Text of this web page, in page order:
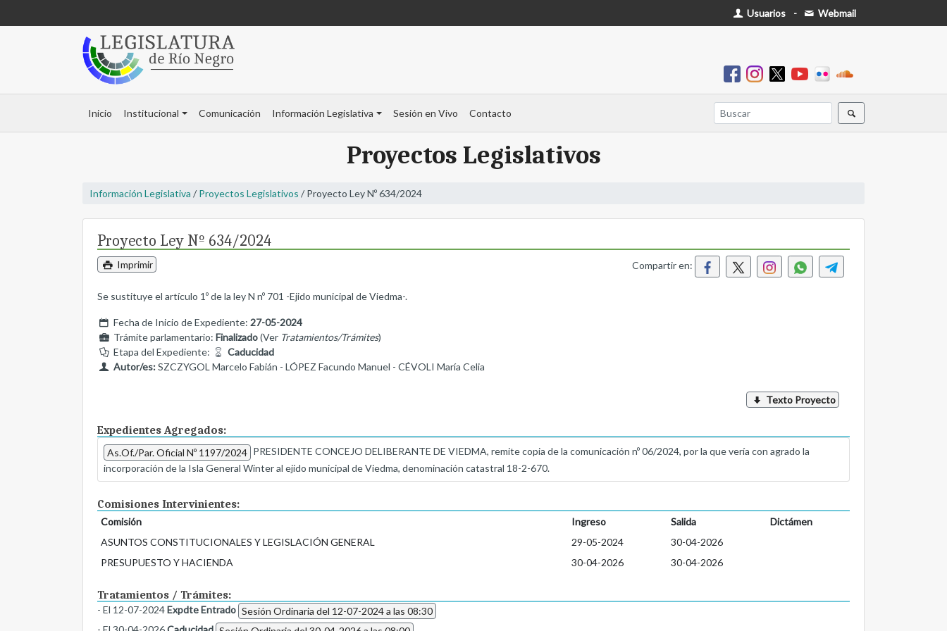
Usuarios - Webmail
Inicio Institucional Comunicación Información Legislativa Sesión en Vivo Contacto
Proyectos Legislativos
Información Legislativa / Proyectos Legislativos / Proyecto Ley Nº 634/2024
Proyecto Ley Nº 634/2024
Imprimir Compartir en:
Se sustituye el artículo 1º de la ley N nº 701 -Ejido municipal de Viedma-.
Fecha de Inicio de Expediente: 27-05-2024
Trámite parlamentario: Finalizado(Ver Tratamientos/Trámites)
Etapa del Expediente:
Caducidad
Autor/es:SZCZYGOL Marcelo Fabián - LÓPEZ Facundo Manuel - CÉVOLI María Celia
Texto Proyecto
Expedientes Agregados:
As.Of./Par. Oficial Nº 1197/2024 PRESIDENTE CONCEJO DELIBERANTE DE VIEDMA, remite copia de la comunicación nº 06/2024, por la que vería con agrado la
incorporación de la Isla General Winter al ejido municipal de Viedma, denominación catastral 18-2-670.
Comisiones Intervinientes:
Comisión Ingreso Salida
Dictámen
ASUNTOS CONSTITUCIONALES Y LEGISLACIÓN GENERAL
29-05-2024
30-04-2026
PRESUPUESTO Y HACIENDA
30-04-2026 30-04-2026
Tratamientos / Trámites:
- El 12-07-2024Expdte Entrado Sesión Ordinaria del 12-07-2024 a las 08:30